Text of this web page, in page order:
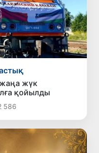
жаңа жүк
қойылды
586